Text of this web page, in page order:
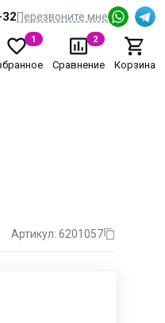
Перезвоните мне
1
Сравнение
2
Корзина
Артикул: 6201057